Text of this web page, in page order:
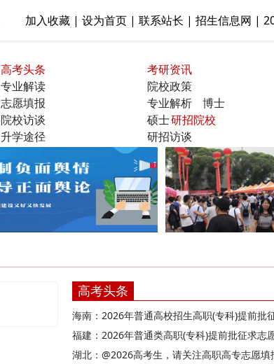
加入收藏 | 设为首页 | 联系站长 | 招生信息网 |
高考头条
专业解读
志愿填报
院校访谈
升学途径
考研资讯
院校政策
专业解析
博士
硕士研招院校
研招访谈
高考头条
海南：2026年普通高校招生高职(专科)提前批
福建：2026年普通类高职(专科)提前批征求志
湖北：@2026高考生，请关注高职高专志愿填